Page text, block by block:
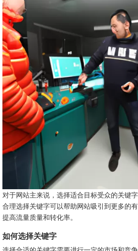
对于网站主来说，选择适合目标受众的关键字
合理选择关键字可以帮助网站吸引到更多的
提高流量质量和转化率。
如何选择关键字